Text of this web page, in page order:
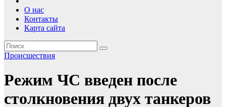
О нас
Контакты
Карта сайта
Происшествия
Режим ЧС введен после
столкновения двух танкеров